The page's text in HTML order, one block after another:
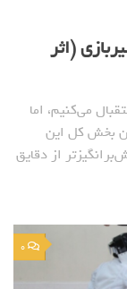
(اثر
می‌کنیم، اما
بخش کل این
از دقایق
0